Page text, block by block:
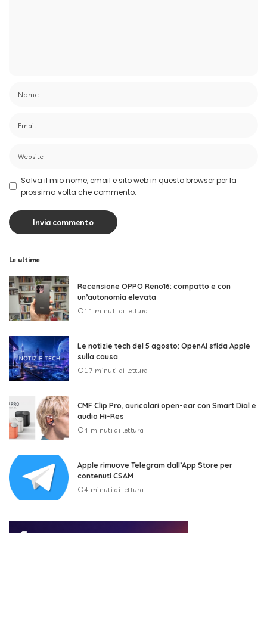
Salva il mio nome, email e sito web in questo browser per la
prossima volta che commento.
Le ultime
Recensione OPPO Reno16: compatto e con
un’autonomia elevata
11 minuti di lettura
Le notizie tech del 5 agosto: OpenAI sfida Apple
sulla causa
17 minuti di lettura
CMF Clip Pro, auricolari open-ear con Smart Dial e
audio Hi-Res
4 minuti di lettura
Apple rimuove Telegram dall’App Store per
contenuti CSAM
4 minuti di lettura